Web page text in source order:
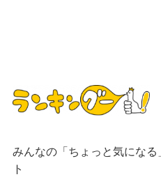
みんなの「ちょっと気にな
ト